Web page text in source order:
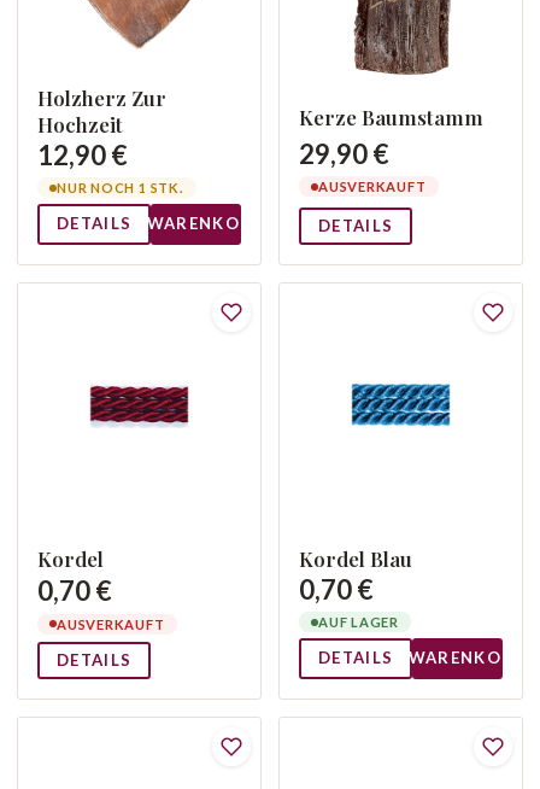
Holzherz Zur
Hochzeit
12,90 €
NUR NOCH 1 STK.
DETAILS WARENKORB
Kerze Baumstamm
29,90 €
AUSVERKAUFT
DETAILS
Kordel
0,70 €
AUSVERKAUFT
DETAILS
Kordel Blau
0,70 €
AUF LAGER
DETAILS WARENKORB